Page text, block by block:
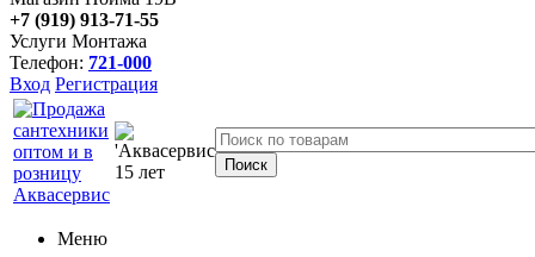
+7 (919) 913-71-55
Услуги Монтажа
Телефон: 721-000
Вход Регистрация
Меню